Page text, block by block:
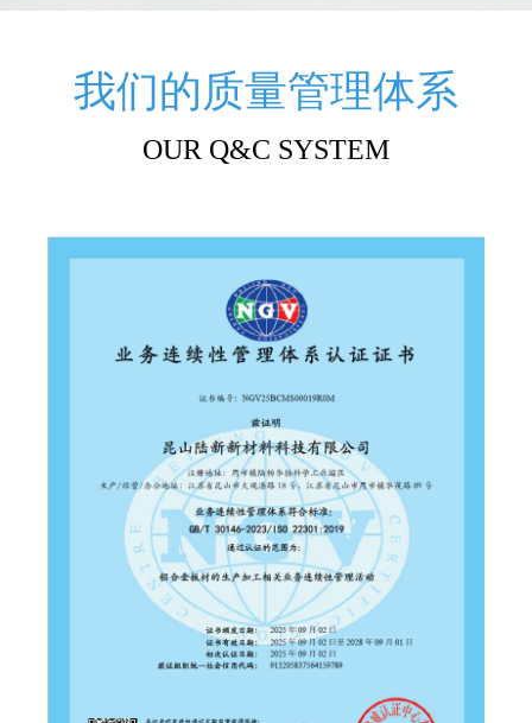
我们的质量管理体系
OUR Q&C SYSTEM